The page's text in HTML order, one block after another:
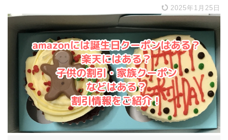
2025年1月25日